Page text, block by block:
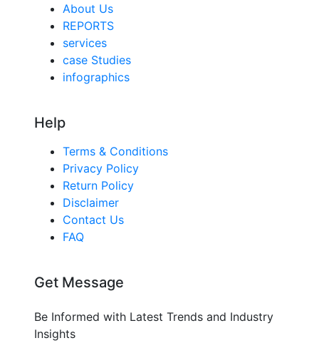
About Us
REPORTS
services
case Studies
infographics
Help
Terms & Conditions
Privacy Policy
Return Policy
Disclaimer
Contact Us
FAQ
Get Message
Be Informed with Latest Trends and Industry
Insights